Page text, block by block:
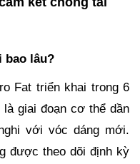
bao lâu?
Fat triển khai trong 6
giai đoạn cơ thể dần
với vóc dáng mới.
được theo dõi định kỳ